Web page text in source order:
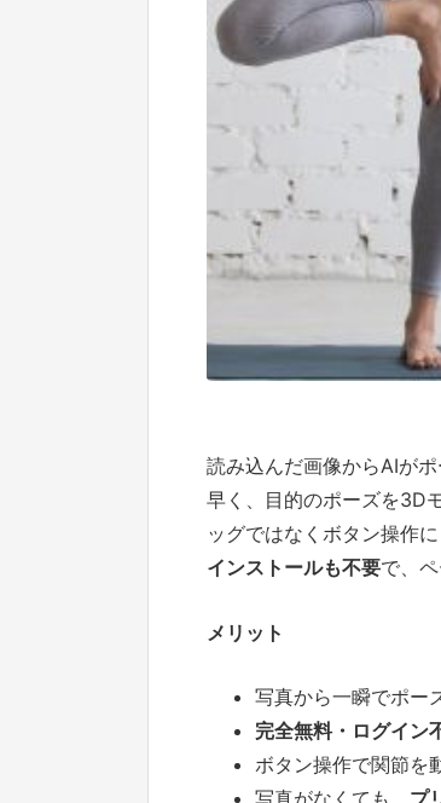
読み込んだ画像からAIが
早く、目的のポーズを3D
ッグではなくボタン操作
インストールも不要で、
メリット
写真から一瞬でポー
完全無料・ログイン
ボタン操作で関節を